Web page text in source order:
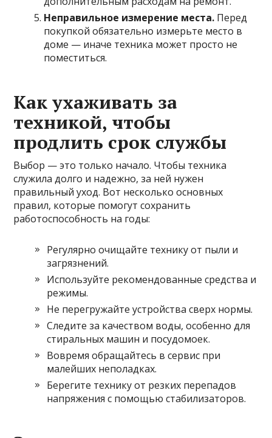
Неправильное измерение места. Перед
покупкой обязательно измерьте место в
доме — иначе техника может просто не
поместиться.
Как ухаживать за
техникой, чтобы
продлить срок службы
Выбор — это только начало. Чтобы техника
служила долго и надежно, за ней нужен
правильный уход. Вот несколько основных
правил, которые помогут сохранить
работоспособность на годы:
Регулярно очищайте технику от пыли и
загрязнений.
Используйте рекомендованные средства и
режимы.
Не перегружайте устройства сверх нормы.
Следите за качеством воды, особенно для
стиральных машин и посудомоек.
Вовремя обращайтесь в сервис при
малейших неполадках.
Берегите технику от резких перепадов
напряжения с помощью стабилизаторов.